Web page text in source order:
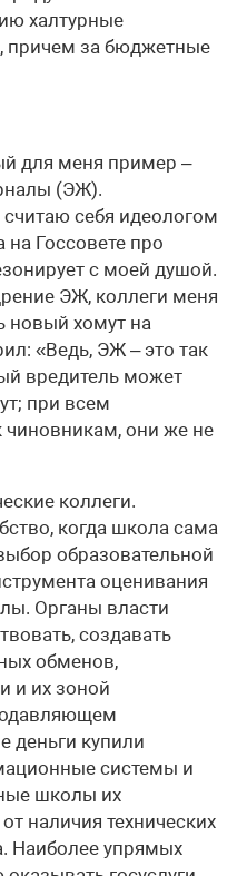
халтурные
причем за бюджетные
для меня пример –
(ЭЖ).
себя идеологом
Госсовете про
с моей душой.
ЭЖ, коллеги меня
новый хомут на
«Ведь, ЭЖ – это так
вредитель может
при всем
чиновникам, они же не
коллеги.
когда школа сама
образовательной
оценивания
Органы власти
создавать
обменов,
и их зоной
деньги купили
системы и
школы их
наличия технических
Наиболее упрямых